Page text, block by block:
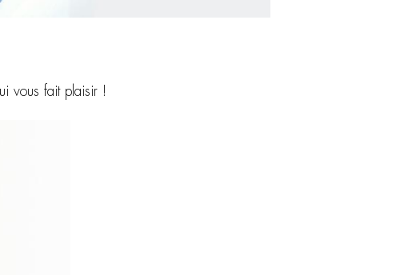
vous fait plaisir !